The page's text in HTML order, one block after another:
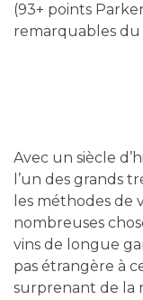
(93+ points
remarquables du
Avec un siècle
l’un des grands
les méthodes
nombreuses
vins de longue
pas étrangère à
surprenant de la